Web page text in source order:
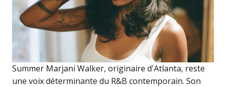
Summer Marjani Walker, originaire d'Atlanta, reste
une voix déterminante du R&B contemporain. Son